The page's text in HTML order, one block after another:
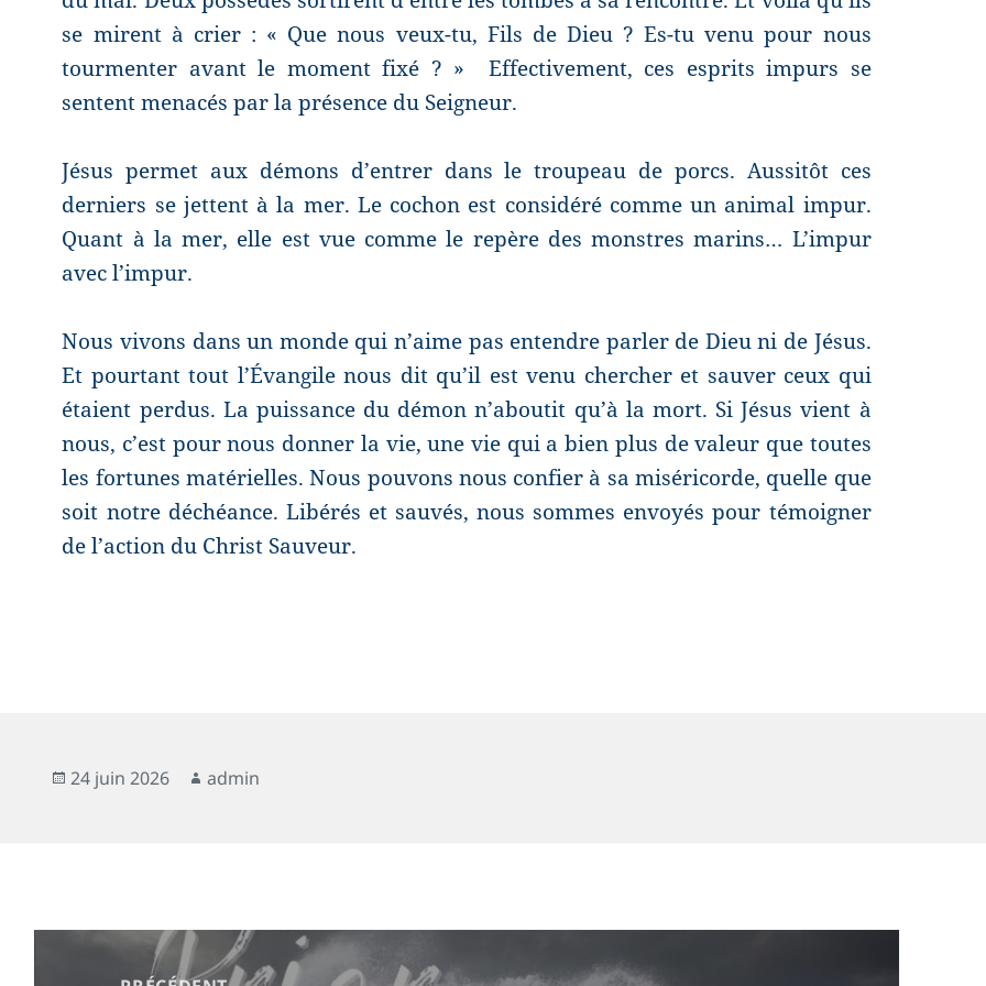
se mirent à crier : « Que nous veux-tu, Fils de Dieu ? Es-tu venu pour nous
tourmenter avant le moment fixé ? »
Effectivement, ces esprits impurs se
sentent menacés par la présence du Seigneur.
Jésus permet aux démons d’entrer dans le troupeau de porcs. Aussitôt ces
derniers se jettent à la mer. Le cochon est considéré comme un animal impur.
Quant à la mer, elle est vue comme le repère des monstres marins… L’impur
avec l’impur.
Nous vivons dans un monde qui n’aime pas entendre parler de Dieu ni de Jésus.
Et pourtant tout l’Évangile nous dit qu’il est venu chercher et sauver ceux qui
étaient perdus. La puissance du démon n’aboutit qu’à la mort. Si Jésus vient à
nous, c’est pour nous donner la vie, une vie qui a bien plus de valeur que toutes
les fortunes matérielles. Nous pouvons nous confier à sa miséricorde, quelle que
soit notre déchéance. Libérés et sauvés, nous sommes envoyés pour témoigner
de l’action du Christ Sauveur.
24 juin 2026 admin